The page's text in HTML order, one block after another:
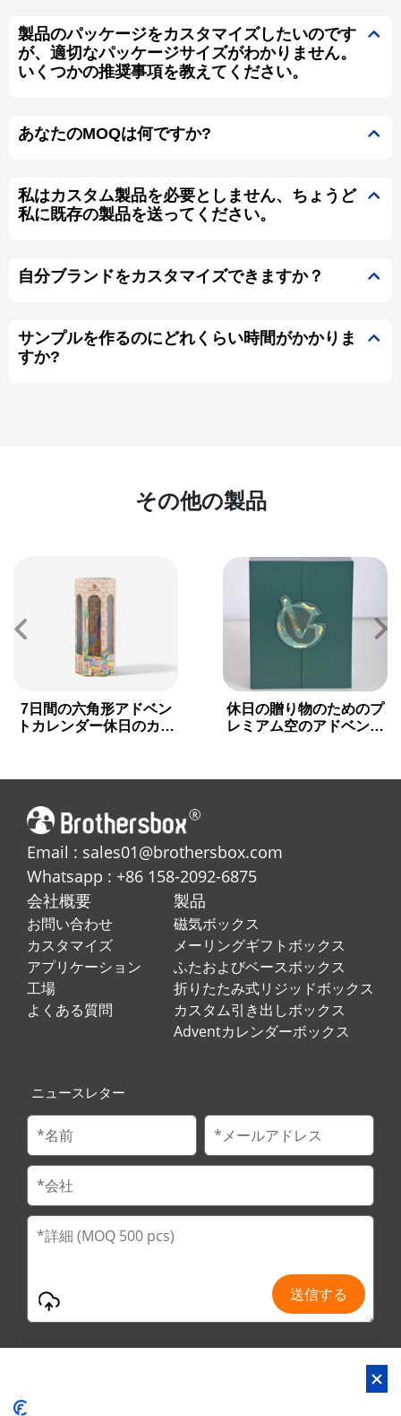
製品のパッケージをカスタマイズしたいのです
が、適切なパッケージサイズがわかりません。
いくつかの推奨事項を教えてください。
あなたのMOQは何ですか?
私はカスタム製品を必要としません、ちょうど
私に既存の製品を送ってください。
自分ブランドをカスタマイズできますか？
サンプルを作るのにどれくらい時間がかかりま
すか?
その他の製品
7日間の六角形アドベン
トカレンダー休日のカウ
休日の贈り物のためのプ
レミアム空のアドベント
Email : sales01@brothersbox.com
Whatsapp : +86 158-2092-6875
会社概要
お問い合わせ
カスタマイズ
アプリケーション
工場
よくある質問
製品
磁気ボックス
メーリングギフトボックス
ふたおよびベースボックス
折りたたみ式リジッドボックス
カスタム引き出しボックス
Adventカレンダーボックス
ニュースレター